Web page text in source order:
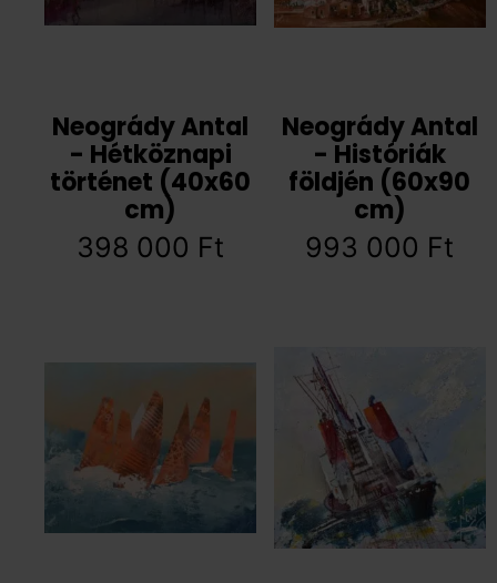
Neogrády Antal
- Hétköznapi
történet (40x60
cm)
398 000 Ft
Neogrády Antal
- Históriák
földjén (60x90
cm)
993 000 Ft